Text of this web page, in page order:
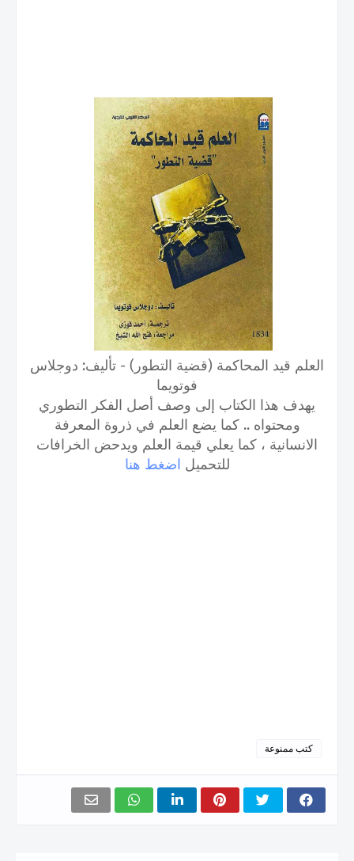
العلم قيد المحاكمة (قضية التطور) - تأليف: دوجلاس
فوتويما
يهدف هذا الكتاب إلى وصف أصل الفكر التطوري
ومحتواه .. كما يضع العلم في ذروة المعرفة
الانسانية ، كما يعلي قيمة العلم ويدحض الخرافات
للتحميل اضغط هنا
كتب ممنوعة